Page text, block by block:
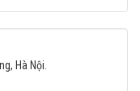
Hà Nội.